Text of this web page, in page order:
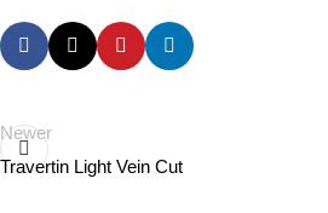
Newer
Travertin Light Vein Cut